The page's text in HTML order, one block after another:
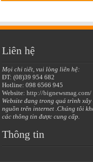
Liên hệ
Mọi chi tiết, vui lòng liên hệ:
ĐT: (08)39 954 682
Hotline: 098 6566 945
Website:http://bignewsmag.com/
Website đang trong quá trình
nguồn trên internet .Chúng tôi
các thông tin được cung cấp.
Thông tin